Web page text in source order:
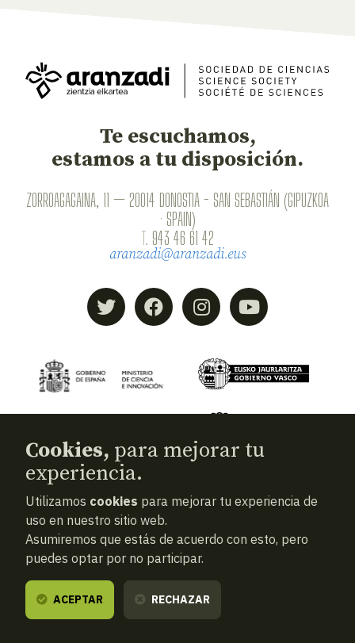
Te escuchamos,
estamos a tu disposición.
ZORROAGAGAINA, 11 — 20014 DONOSTIA - SAN SEBASTIÁN (GIPUZKOA
· SPAIN)
T. 943 46 61 42
aranzadi@aranzadi.eus
© 2026Aranzadi — Zientzia elkartea
Términos y condiciones
Política de privacidad
Cookies
Cookies, para mejorar tu
experiencia.
Utilizamos cookies para mejorar tu experiencia de
uso en nuestro sitio web.
Asumiremos que estás de acuerdo con esto, pero
puedes optar por no participar.
ACEPTAR RECHAZAR